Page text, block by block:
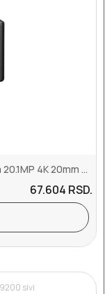
Digitalni fotoaparat Sony ZV1F Vlogkamera 20.1MP 4K 20mm black
67.604 RSD.